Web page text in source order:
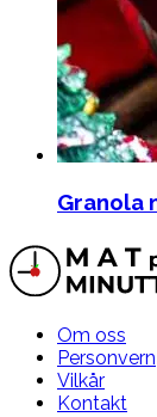
Granola
Om oss
Personvern
Vilkår
Kontakt